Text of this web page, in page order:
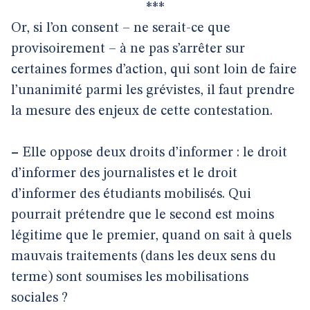
***
Or, si l’on consent – ne serait-ce que
provisoirement – à ne pas s’arrêter sur
certaines formes d’action, qui sont loin de faire
l’unanimité parmi les grévistes, il faut prendre
la mesure des enjeux de cette contestation.
– Elle oppose deux droits d’informer : le droit
d’informer des journalistes et le droit
d’informer des étudiants mobilisés. Qui
pourrait prétendre que le second est moins
légitime que le premier, quand on sait à quels
mauvais traitements (dans les deux sens du
terme) sont soumises les mobilisations
sociales ?